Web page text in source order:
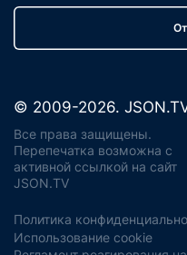
© 2009-2026.
Все права защищены.
Перепечатка возможна с
активной ссылкой на сайт
JSON.TV
Политика
Использование cookie